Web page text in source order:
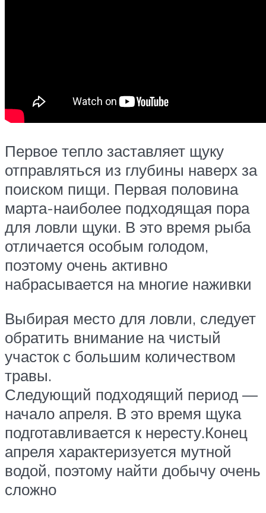
Первое тепло заставляет щуку
отправляться из глубины наверх за
поиском пищи. Первая половина
марта-наиболее подходящая пора
для ловли щуки. В это время рыба
отличается особым голодом,
поэтому очень активно
набрасывается на многие наживки
Выбирая место для ловли, следует
обратить внимание на чистый
участок с большим количеством
травы.
Следующий подходящий период —
начало апреля. В это время щука
подготавливается к нересту.Конец
апреля характеризуется мутной
водой, поэтому найти добычу очень
сложно